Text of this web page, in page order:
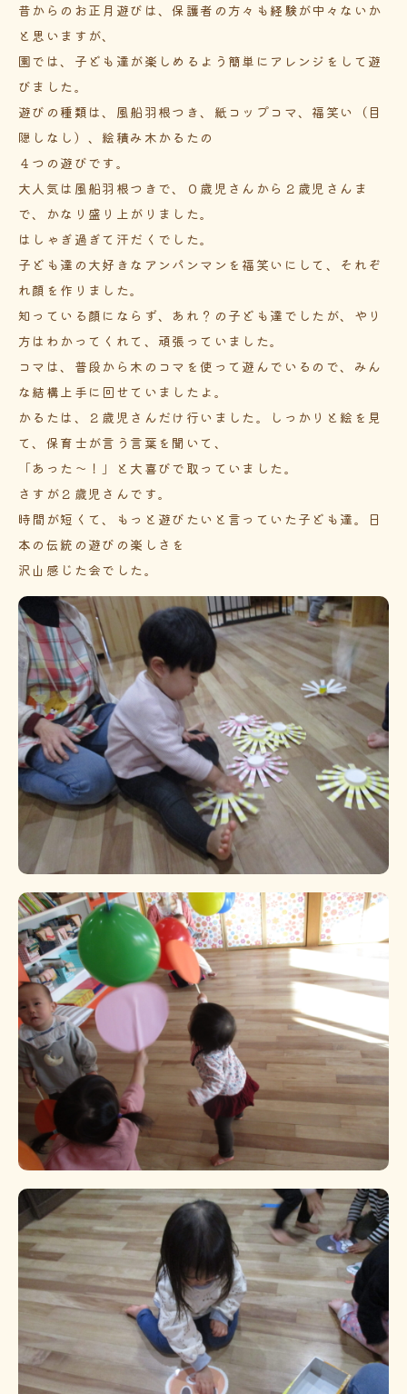
昔からのお正月遊びは、保護者の方々も経験が中々ないか
と思いますが、
園では、子ども達が楽しめるよう簡単にアレンジをして遊
びました。
遊びの種類は、風船羽根つき、紙コップコマ、福笑い（目
隠しなし）、絵積み木かるたの
４つの遊びです。
大人気は風船羽根つきで、０歳児さんから２歳児さんま
で、かなり盛り上がりました。
はしゃぎ過ぎて汗だくでした。
子ども達の大好きなアンパンマンを福笑いにして、それぞ
れ顔を作りました。
知っている顔にならず、あれ？の子ども達でしたが、やり
方はわかってくれて、頑張っていました。
コマは、普段から木のコマを使って遊んでいるので、みん
な結構上手に回せていましたよ。
かるたは、２歳児さんだけ行いました。しっかりと絵を見
て、保育士が言う言葉を聞いて、
「あった～！」と大喜びで取っていました。
さすが２歳児さんです。
時間が短くて、もっと遊びたいと言っていた子ども達。日
本の伝統の遊びの楽しさを
沢山感じた会でした。